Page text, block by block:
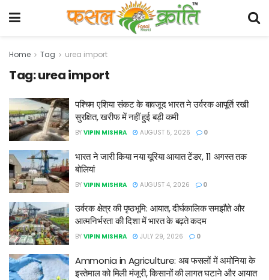
Home Tag urea import
Tag:urea import
पश्चिम एशिया संकट के बावजूद भारत ने उर्वरक आपूर्ति रखी
सुरक्षित, खरीफ में नहीं हुई बड़ी कमी
BY VIPIN MISHRA AUGUST 5, 2026 0
भारत ने जारी किया नया यूरिया आयात टेंडर, 11 अगस्त तक
बोलियां
BY VIPIN MISHRA AUGUST 4, 2026 0
उर्वरक क्षेत्र की पृष्ठभूमि: आयात, दीर्घकालिक समझौते और
आत्मनिर्भरता की दिशा में भारत के बढ़ते कदम
BY VIPIN MISHRA JULY 29, 2026 0
Ammonia in Agriculture: अब फसलों में अमोनिया के
इस्तेमाल को मिली मंजूरी, किसानों की लागत घटाने और आयात